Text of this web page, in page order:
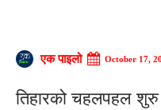
एक पाइलो October 17,
तिहारको चहलपहल